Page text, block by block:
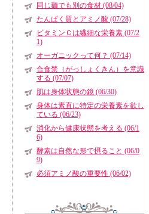
同じ麺でも別の食材 (08/04)
たんぱく質とアミノ酸 (07/28)
ビタミンＣは繊細な栄養素 (07/2
1)
オーガニックって何？ (07/14)
合食禁（がっしょくきん）を意識
する (07/07)
肌は身体状態の鏡 (06/30)
身体は素直に特定の栄養素を欲し
ている (06/23)
消化から健康状態を考える (06/1
6)
酵素は自然な形で摂ること (06/0
9)
必須アミノ酸の重要性 (06/02)